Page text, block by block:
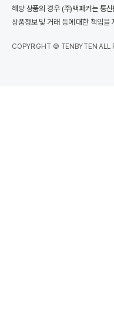
해당 상품의 경우 (주)백패커는 통
상품정보 및 거래 등에 대한 책임을
COPYRIGHT © TENBYTEN ALL